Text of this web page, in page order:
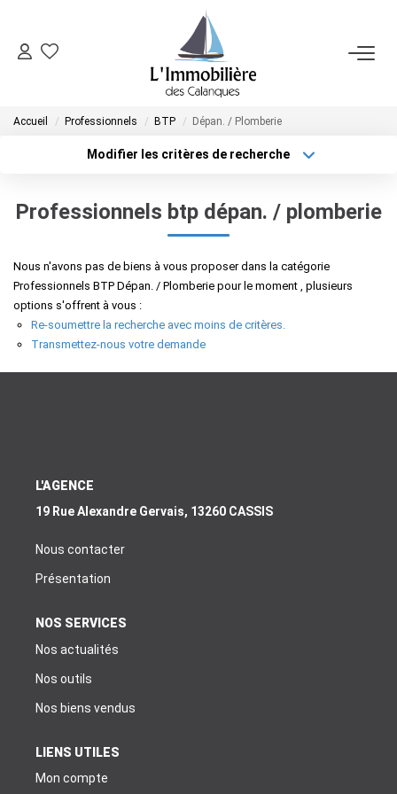
SYNDIC
NOTRE AGENCE
CONTACT
Accueil Professionnels BTP Dépan. / Plomberie
Modifier les critères de recherche
Budget max
Plus de critères Créer une alerte
Professionnels btp dépan. / plomberie
Nous n'avons pas de biens à vous proposer dans la catégorie
Professionnels BTP Dépan. / Plomberie pour le moment , plusieurs
options s'offrent à vous :
Re-soumettre la recherche avec moins de critères.
Transmettez-nous votre demande
L'AGENCE
19 Rue Alexandre Gervais, 13260 CASSIS
Nous contacter
Présentation
NOS SERVICES
Nos actualités
Nos outils
Nos biens vendus
LIENS UTILES
Mon compte